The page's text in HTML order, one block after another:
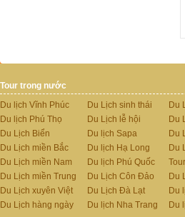
Tour trong nước
Du lịch Vĩnh Phúc
Du lịch Phú Thọ
Du Lịch Biển
Du Lịch miền Bắc
Du Lịch miền Nam
Du Lịch miền Trung
Du Lịch xuyên Việt
Du Lịch hàng ngày
Du Lịch sinh thái
Du Lịch lễ hội
Du lịch Sapa
Du lịch Hạ Long
Du lịch Phú Quốc
Du Lịch Côn Đảo
Du Lịch Đà Lạt
Du lịch Nha Trang
Du
Du
Du
Du
Du
Du
Du